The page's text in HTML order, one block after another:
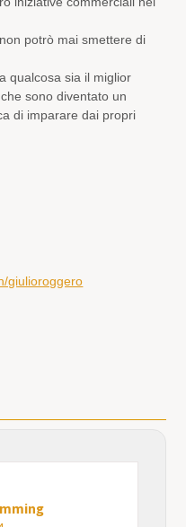
potrò mai smettere di
qualcosa sia il miglior
sono diventato un
di imparare dai propri
giulioroggero